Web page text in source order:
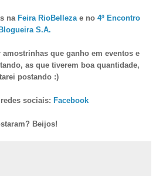
na Feira RioBellezae no 4º Encontro
S.A.
que ganho em eventos e
as que tiverem boa quantidade,
postando :)
sociais: Facebook
Beijos!